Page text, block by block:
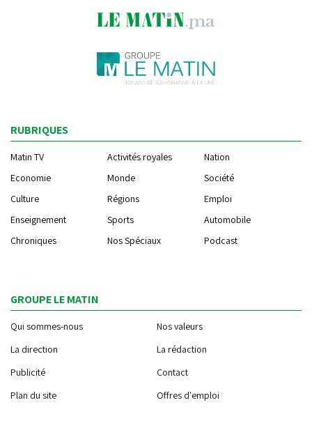
RUBRIQUES
Matin TV Activités royales
Nation
Economie
Monde
Société
Culture
Régions
Emploi
Enseignement
Sports
Automobile
Chroniques
Nos Spéciaux Podcast
GROUPE LE MATIN
Qui sommes-nous
Nos valeurs
La direction
La rédaction
Publicité
Contact
Plan du site
Offres d'emploi